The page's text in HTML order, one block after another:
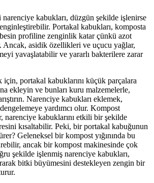
kabukları, düzgün şekilde işlenirse
Portakal kabukları, komposta
besin profiline zenginlik katar çünkü azot
Ancak, asidik özellikleri ve uçucu yağlar,
yavaşlatabilir ve yararlı bakterilere zarar
için, portakal kabuklarını küçük parçalara
ekleyin ve bunları kuru malzemelerle,
Narenciye kabukları eklemek,
yardımcı olur. Kompost
narenciye kabuklarını etkili bir şekilde
kısaltabilir. Peki, bir portakal kabuğunun
Geleneksel bir kompost yığınında bu
ancak bir kompost makinesinde çok
şekilde işlenmiş narenciye kabukları,
bitki büyümesini destekleyen zengin bir